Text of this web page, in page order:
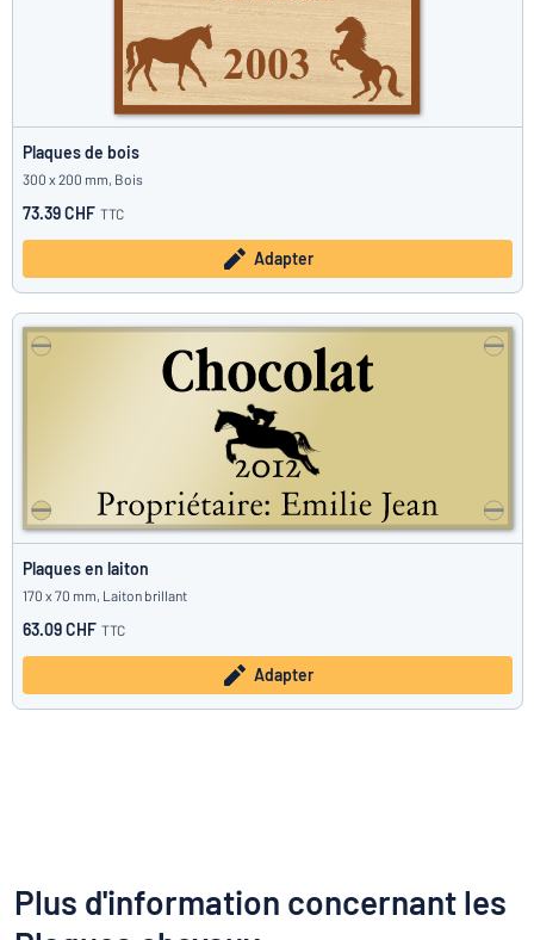
Plaques de bois
300 x 200 mm, Bois
73.39 CHF TTC
Adapter
Plaques en laiton
170 x 70 mm, Laiton brillant
63.09 CHF TTC
Adapter
Plus d'information concernant les